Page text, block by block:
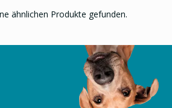
ähnlichen Produkte gefunden.